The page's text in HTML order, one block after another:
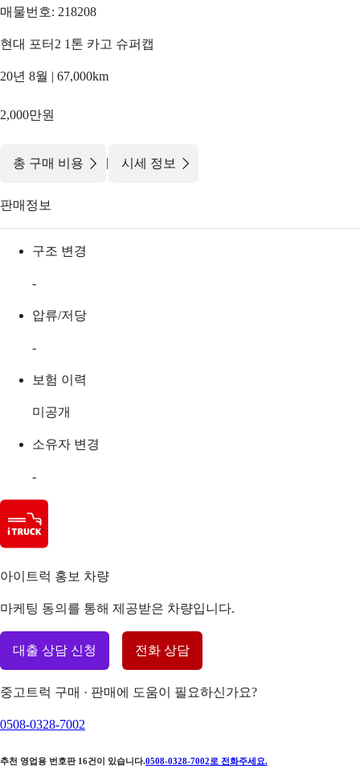
매물번호: 218208
현대 포터2 1톤 카고 슈퍼캡
20년 8월 | 67,000km
2,000만원
총 구매 비용 | 시세 정보
판매정보
구조 변경
-
압류/저당
-
보험 이력
미공개
소유자 변경
-
아이트럭 홍보 차량
마케팅 동의를 통해 제공받은 차량입니다.
대출 상담 신청 전화 상담
중고트럭 구매 · 판매에 도움이 필요하신가요?
0508-0328-7002
추천 영업용 번호판 16건이 있습니다.0508-0328-7002 로 전화주세요.